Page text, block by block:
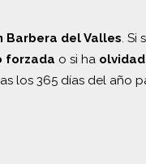
Barbera del Valles. Si
forzada o si ha
los 365 días del año